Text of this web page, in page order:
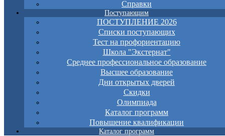
Справки
Поступающим
ПОСТУПЛЕНИЕ 2026
Списки поступающих
Тест на профориентацию
Школа "Экстернат"
Среднее профессиональное образование
Высшее образование
Дни открытых дверей
Скидки
Олимпиада
Каталог программ
Повышение квалификации
Каталог программ